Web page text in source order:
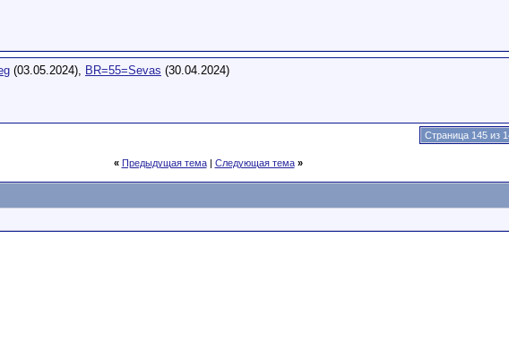
(03.05.2024), BR=55=Sevas (30.04.2024)
Страница 145 из
« Предыдущая тема| Следующая тема »